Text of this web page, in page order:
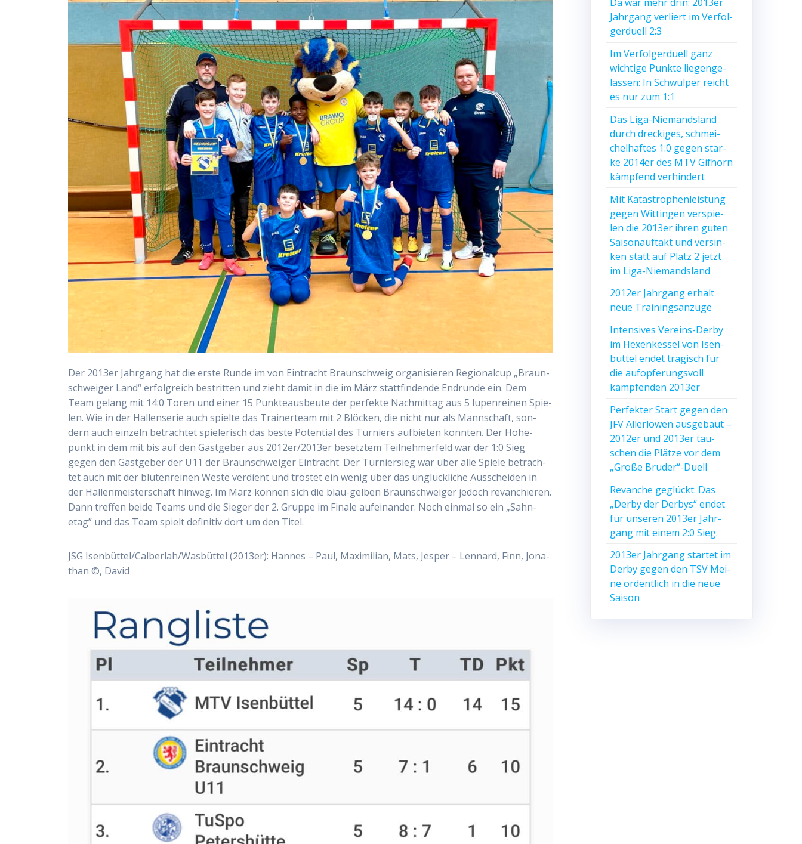
Der 2013er Jahr­gang hat die ers­te Run­de im von Ein­tracht Braun­schweig orga­ni­sie­ren Regio­nal­cup „Braun­
schwei­ger Land“ erfolg­reich bestrit­ten und zieht damit in die im März statt­fin­den­de End­run­de ein. Dem
Team gelang mit 14:0 Toren und einer 15 Punk­te­aus­beu­te der per­fek­te Nach­mit­tag aus 5 lupen­rei­nen Spie­
len. Wie in der Hal­len­se­rie auch spiel­te das Trai­ner­team mit 2 Blö­cken, die nicht nur als Mann­schaft, son­
dern auch ein­zeln betrach­tet spie­le­risch das bes­te Poten­ti­al des Tur­niers auf­bie­ten konn­ten. Der Höhe­
punkt in dem mit bis auf den Gast­ge­ber aus 2012er/​2013er besetz­tem Teil­neh­mer­feld war der 1:0 Sieg
gegen den Gast­ge­ber der U11 der Braun­schwei­ger Ein­tracht. Der Tur­nier­sieg war über alle Spie­le betrach­
tet auch mit der blü­ten­rei­nen Wes­te ver­dient und trös­tet ein wenig über das unglück­li­che Aus­schei­den in
der Hal­len­meis­ter­schaft hin­weg. Im März kön­nen sich die blau-gel­ben Braun­schwei­ger jedoch revan­chie­ren.
Dann tref­fen bei­de Teams und die Sie­ger der 2. Grup­pe im Fina­le auf­ein­an­der. Noch ein­mal so ein „Sah­n­
etag” und das Team spielt defi­ni­tiv dort um den Titel.
JSG Isenbüttel/​Calberlah/​Wasbüttel (2013er): Han­nes – Paul, Maxi­mi­li­an, Mats, Jes­per – Len­nard, Finn, Jona­
than ©, David
Jahr­gang ver­liert im Ver­fol­
ger­du­ell 2:3
Im Ver­fol­ger­du­ell ganz
wich­ti­ge Punk­te lie­gen­ge­
las­sen: In Schwül­per reicht
es nur zum 1:1
Das Liga-Nie­mands­land
durch dre­cki­ges, schmei­
chel­haf­tes 1:0 gegen star­
ke 2014er des MTV Gif­horn
kämp­fend verhindert
Mit Kata­stro­phen­leis­tung
gegen Wit­tin­gen ver­spie­
len die 2013er ihren guten
Sai­son­auf­takt und ver­sin­
ken statt auf Platz 2 jetzt
im Liga-Niemandsland
2012er Jahr­gang erhält
neue Trainingsanzüge
Inten­si­ves Ver­eins-Der­by
im Hexen­kes­sel von Isen­
büt­tel endet tra­gisch für
die auf­op­fe­rungs­voll
kämp­fen­den 2013er
Per­fek­ter Start gegen den
JFV Aller­lö­wen aus­ge­baut –
2012er und 2013er tau­
schen die Plät­ze vor dem
„Gro­ße Bruder“-Duell
Revan­che geglückt: Das
„Der­by der Der­bys“ endet
für unse­ren 2013er Jahr­
gang mit einem 2:0 Sieg.
2013er Jahr­gang star­tet im
Der­by gegen den TSV Mei­
ne ordent­lich in die neue
Saison